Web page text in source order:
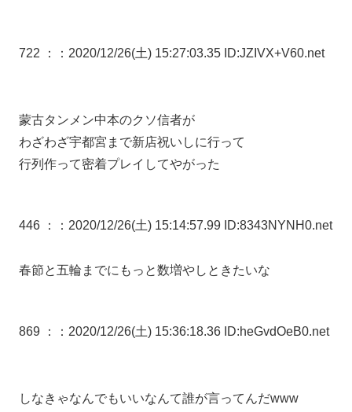
722 ： ：2020/12/26(土) 15:27:03.35 ID:JZIVX+V60.net
蒙古タンメン中本のクソ信者が
わざわざ宇都宮まで新店祝いしに行って
行列作って密着プレイしてやがった
446 ： ：2020/12/26(土) 15:14:57.99 ID:8343NYNH0.net
春節と五輪までにもっと数増やしときたいな
869 ： ：2020/12/26(土) 15:36:18.36 ID:heGvdOeB0.net
しなきゃなんでもいいなんて誰が言ってんだwww